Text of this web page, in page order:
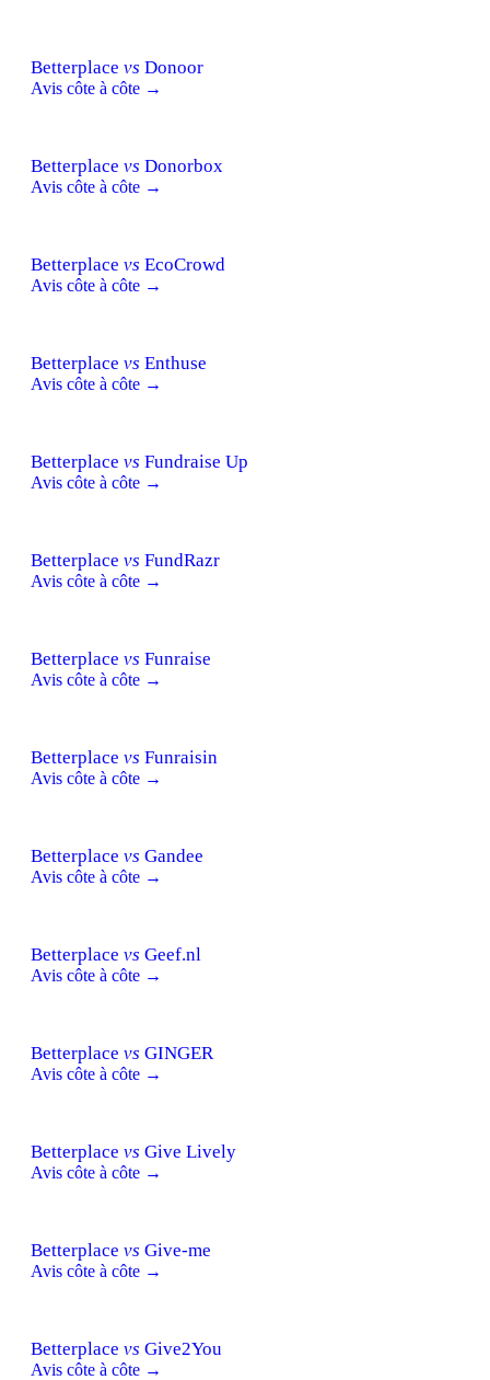
Betterplace vs Donoor
Avis côte à côte →
Betterplace vs Donorbox
Avis côte à côte →
Betterplace vs EcoCrowd
Avis côte à côte →
Betterplace vs Enthuse
Avis côte à côte →
Betterplace vs Fundraise Up
Avis côte à côte →
Betterplace vs FundRazr
Avis côte à côte →
Betterplace vs Funraise
Avis côte à côte →
Betterplace vs Funraisin
Avis côte à côte →
Betterplace vs Gandee
Avis côte à côte →
Betterplace vs Geef.nl
Avis côte à côte →
Betterplace vs GINGER
Avis côte à côte →
Betterplace vs Give Lively
Avis côte à côte →
Betterplace vs Give-me
Avis côte à côte →
Betterplace vs Give2You
Avis côte à côte →